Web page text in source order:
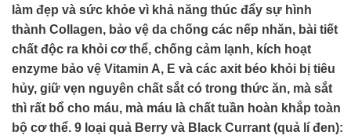
làm đẹp và sức khỏe vì khả năng thúc đẩy sự hình
thành Collagen, bảo vệ da chống các nếp nhăn, bài tiết
chất độc ra khỏi cơ thể, chống cảm lạnh, kích hoạt
enzyme bảo vệ Vitamin A, E và các axit béo khỏi bị tiêu
hủy, giữ vẹn nguyên chất sắt có trong thức ăn, mà sắt
thì rất bổ cho máu, mà máu là chất tuần hoàn khắp toàn
bộ cơ thể. 9 loại quả Berry và Black Currant (quả lí đen):